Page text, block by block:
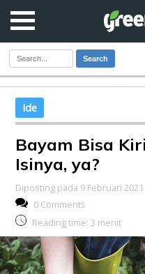
Search
Ide
Bayam Bisa
Isinya, ya?
Diposting pada 9 Februari 2021
0 Comments
Reading time: 3 menit